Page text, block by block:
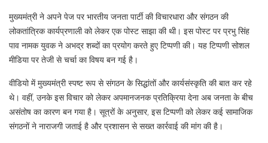
मुख्यमंत्री ने अपने पेज पर भारतीय जनता पार्टी की विचारधारा और संगठन की
लोकतांत्रिक कार्यप्रणाली को लेकर एक पोस्ट साझा की थी। इस पोस्ट पर प्रभु सिंह
पाव नामक युवक ने अभद्र शब्दों का प्रयोग करते हुए टिप्पणी की। यह टिप्पणी सोशल
मीडिया पर तेजी से चर्चा का विषय बन गई है।
वीडियो में मुख्यमंत्री स्पष्ट रूप से संगठन के सिद्धांतों और कार्यसंस्कृति की बात कर रहे
थे। वहीं, उनके इस विचार को लेकर अपमानजनक प्रतिक्रिया देना अब जनता के बीच
असंतोष का कारण बन गया है। सूत्रों के अनुसार, इस टिप्पणी को लेकर कई सामाजिक
संगठनों ने नाराजगी जताई है और प्रशासन से सख्त कार्रवाई की मांग की है।